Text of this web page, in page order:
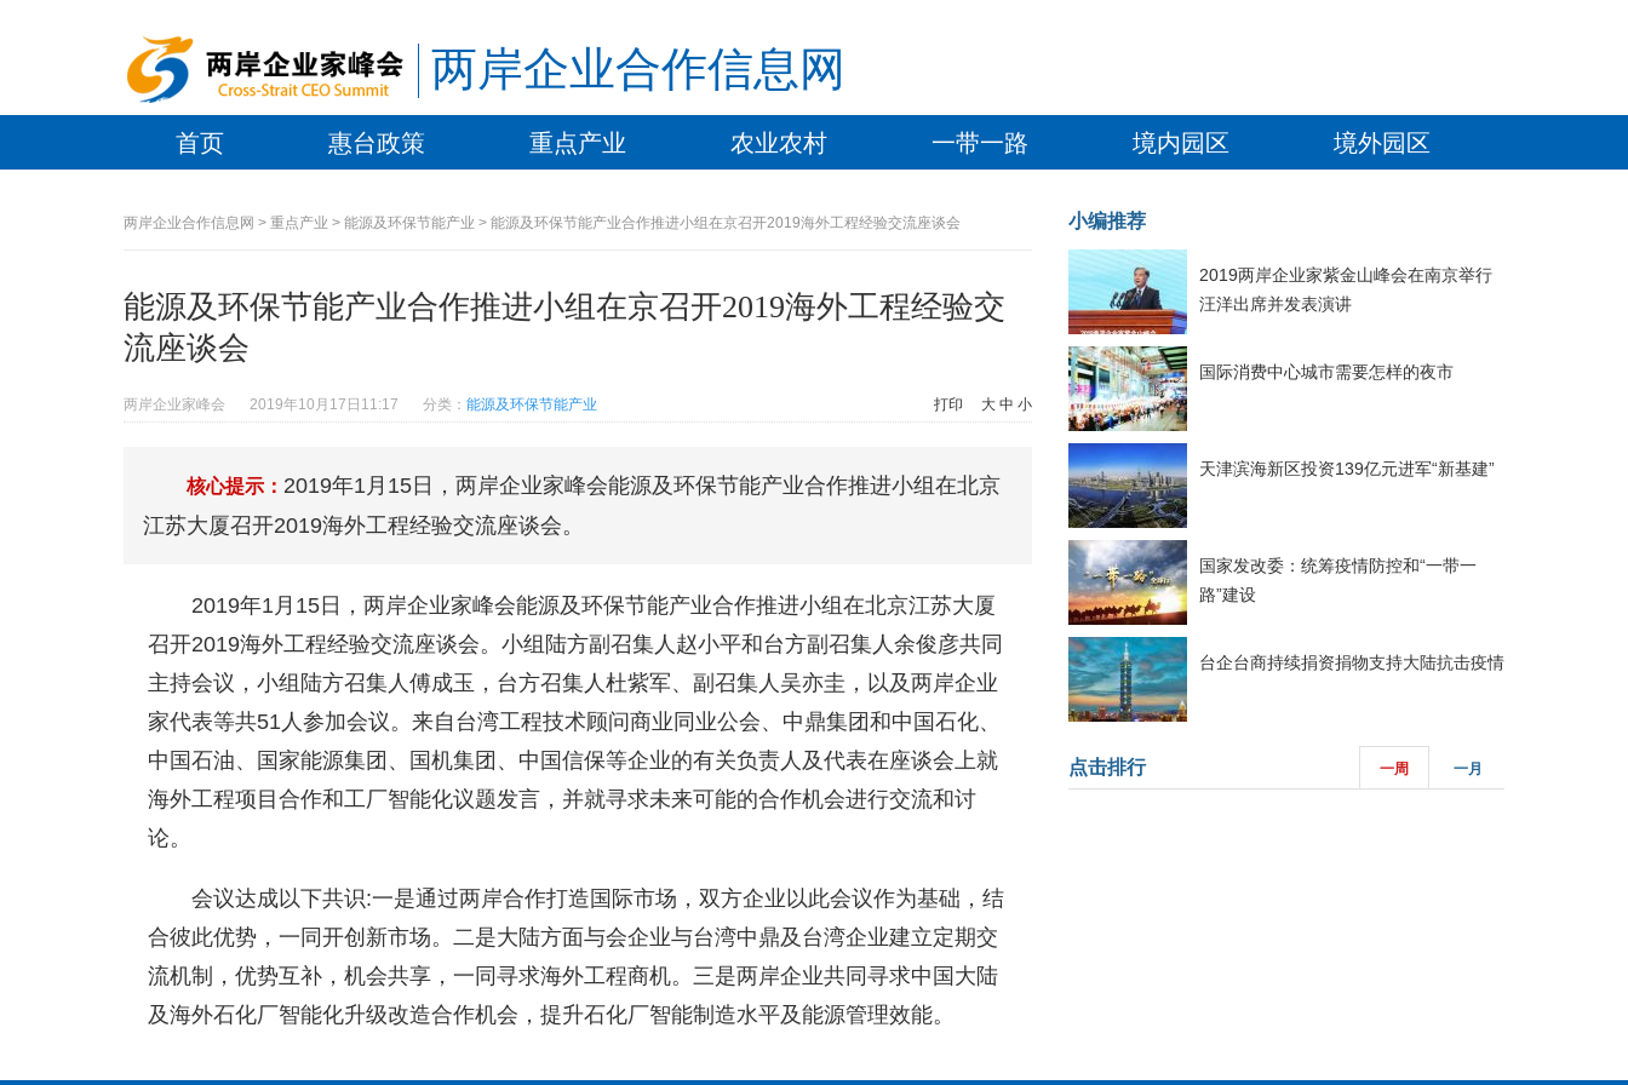
两岸企业合作信息网
首页 惠台政策 重点产业 农业农村 一带一路 境内园区 境外园区
两岸企业合作信息网 > 重点产业 > 能源及环保节能产业 > 能源及环保节能产业合作推进小组在京召开2019海外工程经验交流座谈会
能源及环保节能产业合作推进小组在京召开2019海外工程经验交
流座谈会
两岸企业家峰会 2019年10月17日11:17 分类： 能源及环保节能产业 打印 大 中 小
核心提示： 2019年1月15日，两岸企业家峰会能源及环保节能产业合作推进小组在北京
江苏大厦召开2019海外工程经验交流座谈会。
2019年1月15日，两岸企业家峰会能源及环保节能产业合作推进小组在北京江苏大厦
召开2019海外工程经验交流座谈会。小组陆方副召集人赵小平和台方副召集人余俊彦共同
主持会议，小组陆方召集人傅成玉，台方召集人杜紫军、副召集人吴亦圭，以及两岸企业
家代表等共51人参加会议。来自台湾工程技术顾问商业同业公会、中鼎集团和中国石化、
中国石油、国家能源集团、国机集团、中国信保等企业的有关负责人及代表在座谈会上就
海外工程项目合作和工厂智能化议题发言，并就寻求未来可能的合作机会进行交流和讨
论。
会议达成以下共识:一是通过两岸合作打造国际市场，双方企业以此会议作为基础，结
合彼此优势，一同开创新市场。二是大陆方面与会企业与台湾中鼎及台湾企业建立定期交
流机制，优势互补，机会共享，一同寻求海外工程商机。三是两岸企业共同寻求中国大陆
及海外石化厂智能化升级改造合作机会，提升石化厂智能制造水平及能源管理效能。
小编推荐
2019两岸企业家紫金山峰会在南京举行
汪洋出席并发表演讲
国际消费中心城市需要怎样的夜市
天津滨海新区投资139亿元进军“新基建”
国家发改委：统筹疫情防控和“一带一
路”建设
台企台商持续捐资捐物支持大陆抗击疫情
点击排行 一周 一月